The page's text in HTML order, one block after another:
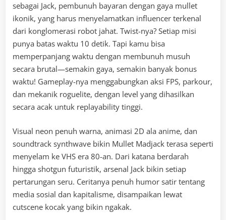
sebagai Jack, pembunuh bayaran dengan gaya mullet
ikonik, yang harus menyelamatkan influencer terkenal
dari konglomerasi robot jahat. Twist-nya? Setiap misi
punya batas waktu 10 detik. Tapi kamu bisa
memperpanjang waktu dengan membunuh musuh
secara brutal—semakin gaya, semakin banyak bonus
waktu! Gameplay-nya menggabungkan aksi FPS, parkour,
dan mekanik roguelite, dengan level yang dihasilkan
secara acak untuk replayability tinggi.
Visual neon penuh warna, animasi 2D ala anime, dan
soundtrack synthwave bikin Mullet Madjack terasa seperti
menyelam ke VHS era 80-an. Dari katana berdarah
hingga shotgun futuristik, arsenal Jack bikin setiap
pertarungan seru. Ceritanya penuh humor satir tentang
media sosial dan kapitalisme, disampaikan lewat
cutscene kocak yang bikin ngakak.